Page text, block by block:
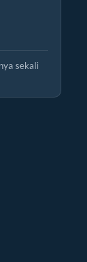
sekali